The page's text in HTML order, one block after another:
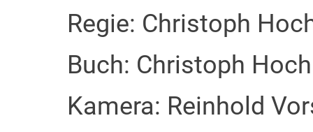
Regie: Christoph
Buch: Christoph
Kamera: Reinhold